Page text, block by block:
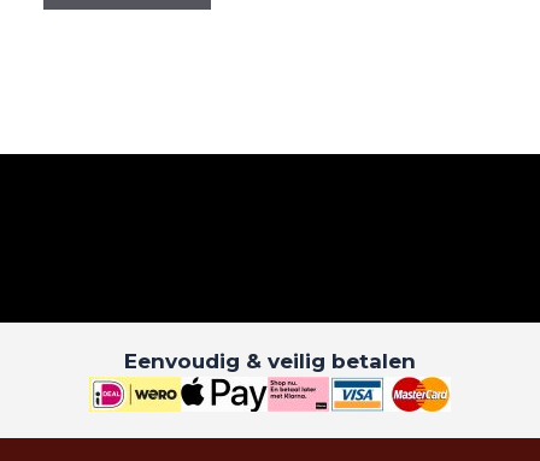
Eenvoudig & veilig betalen